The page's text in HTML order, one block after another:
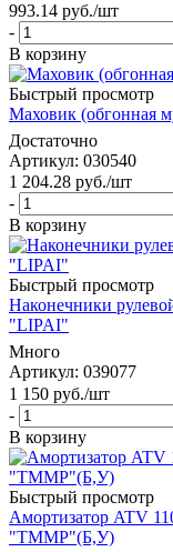
993.14 руб./шт
-
В корзину
Быстрый просмотр
Маховик (обгонная
Достаточно
Артикул: 030540
1 204.28 руб./шт
-
В корзину
Быстрый просмотр
Наконечники
"LIPAI"
Много
Артикул: 039077
1 150 руб./шт
-
В корзину
Быстрый просмотр
Амортизатор ATV
"TMMP"(Б,У)